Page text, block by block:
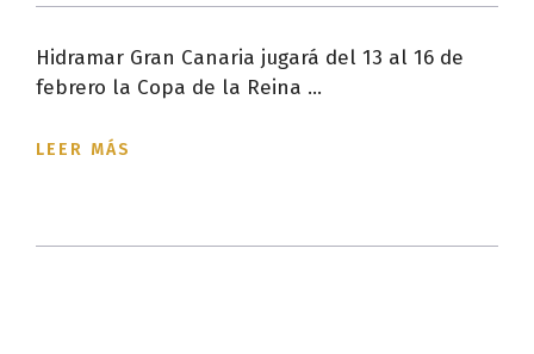
Hidramar Gran Canaria jugará del 13 al 16 de
febrero la Copa de la Reina ...
LEER MÁS